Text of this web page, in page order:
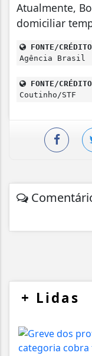
Atualmente,
domiciliar
FONTE/
Agência Brasil
FONTE/
Coutinho/STF
+ Lidas